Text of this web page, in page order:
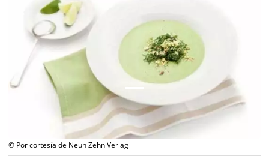
© Por cortesía de Neun Zehn Verlag